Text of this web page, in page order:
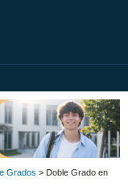
Grados > Doble Grado en